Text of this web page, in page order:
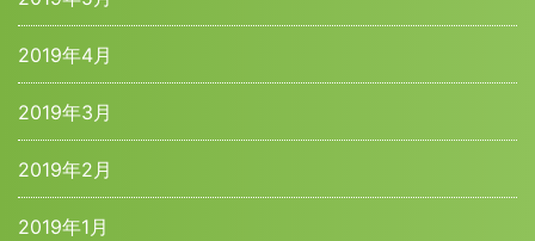
2019年4月
2019年3月
2019年2月
2019年1月